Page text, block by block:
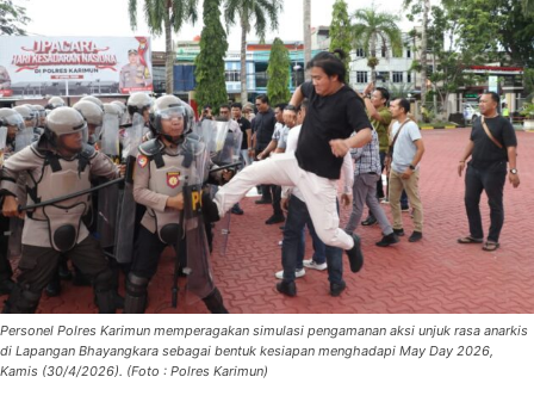
Personel Polres Karimun memperagakan simulasi pengamanan aksi unjuk rasa anarkis
di Lapangan Bhayangkara sebagai bentuk kesiapan menghadapi May Day 2026,
Kamis (30/4/2026). (Foto : Polres Karimun)